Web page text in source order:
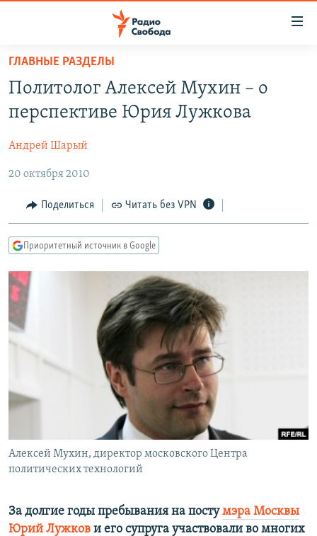
упрощенного
доступа
основному
Вернутся
главной
навигации
Вернутся
поиску
АВТОРСКИЕ ПРОЕКТЫ
ЦИТАТЫ СВОБОДЫ
МНЕНИЯ
КУЛЬТУРА
IDEL.РЕАЛИИ
КАВКАЗ.РЕАЛИИ
СЕВЕР.РЕАЛИИ
СИБИРЬ.РЕАЛИИ
РАСПИСАНИЕ ВЕЩАНИЯ
ПОДПИШИТЕСЬ НА РАССЫЛКУ
СОЦИАЛЬНЫЕ СЕТИ
ГЛАВНЫЕ РАЗДЕЛЫ
Политолог Алексей Мухин – о
перспективе Юрия Лужкова
Андрей Шарый
20 октября 2010
Поделиться Читать без VPN
Приоритетный источник в Google
Алексей Мухин, директор московского Центра
политических технологий
За долгие годы пребывания на постумэра Москвы
Юрий Лужков и его супруга участвовали во многих